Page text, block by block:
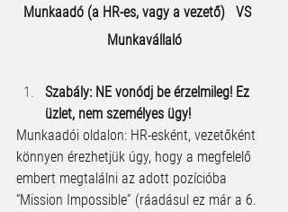
Munkaadó (a HR-es, vagy a vezető)   VS
Munkavállaló
Szabály: NE vonódj be érzelmileg! Ez
üzlet, nem személyes ügy!
Munkaadói oldalon: HR-esként, vezetőként
könnyen érezhetjük úgy, hogy a megfelelő
embert megtalálni az adott pozícióba
“Mission Impossible” (ráadásul ez már a 6.